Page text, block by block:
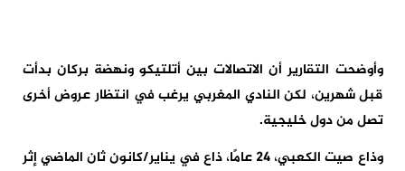
وأوضحت التقارير أن الاتصالات بين أتلتيكو ونهضة بركان بدأت
قبل شهرين، لكن النادي المغربي يرغب في انتظار عروض أخرى
تصل من دول خليجية.
وذاع صيت الكعبي، 24 عامًا، ذاع في يناير/كانون ثان الماضي إثر